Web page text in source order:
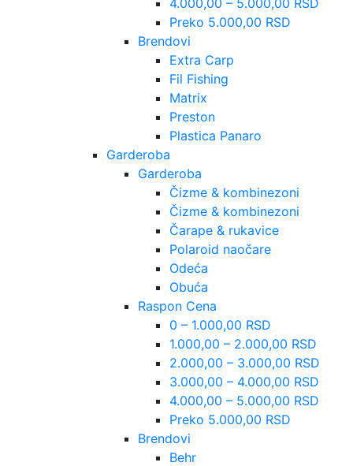
Preko 5.000,00 RSD
Brendovi
Extra Carp
Fil Fishing
Matrix
Preston
Plastica Panaro
Garderoba
Garderoba
Čizme & kombinezoni
Čizme & kombinezoni
Čarape & rukavice
Polaroid naočare
Odeća
Obuća
Raspon Cena
0 – 1.000,00 RSD
1.000,00 – 2.000,00 RSD
2.000,00 – 3.000,00 RSD
3.000,00 – 4.000,00 RSD
4.000,00 – 5.000,00 RSD
Preko 5.000,00 RSD
Brendovi
Behr